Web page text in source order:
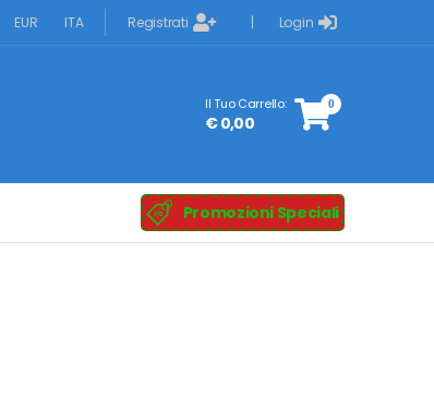
EUR ITA Registrati | Login
Il Tuo Carrello:
€ 0,00
0
Promozioni Speciali